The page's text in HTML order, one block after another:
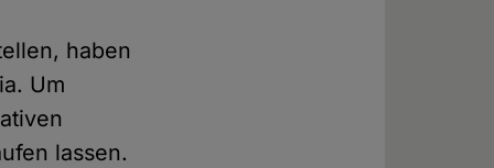
haben
Um
lassen.